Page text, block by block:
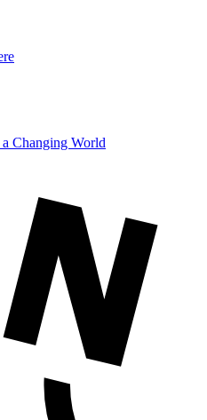
Changing World